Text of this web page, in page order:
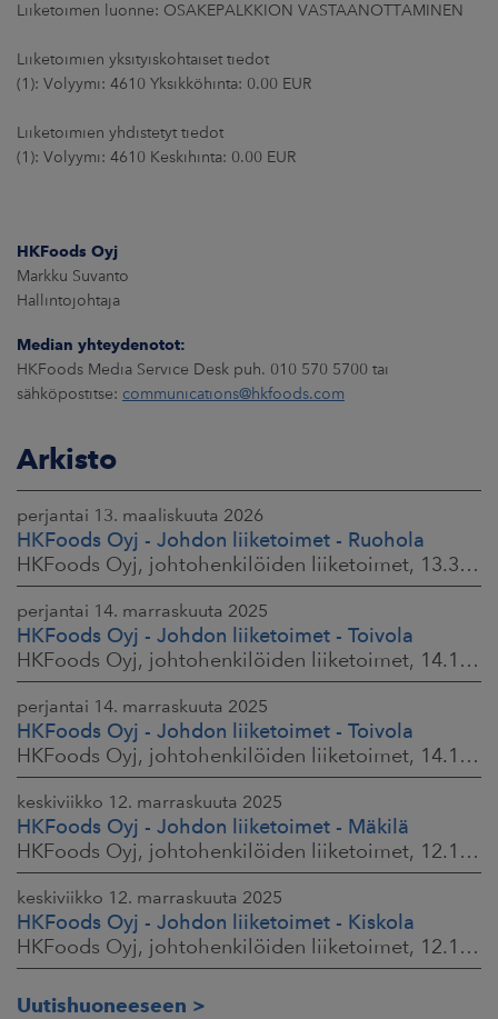
Liiketoimen luonne: OSAKEPALKKION VASTAANOTTAMINEN
Liiketoimien yksityiskohtaiset tiedot
(1): Volyymi: 4610 Yksikköhinta: 0.00 EUR
Liiketoimien yhdistetyt tiedot
(1): Volyymi: 4610 Keskihinta: 0.00 EUR
HKFoods Oyj
Markku Suvanto
Hallintojohtaja
Median yhteydenotot:
HKFoods Media Service Desk puh. 010 570 5700 tai
sähköpostitse: communications@hkfoods.com
Arkisto
perjantai 13. maaliskuuta 2026
HKFoods Oyj - Johdon liiketoimet - Ruohola
HKFoods Oyj, johtohenkilöiden liiketoimet, 13.3.2026 klo 9.30
perjantai 14. marraskuuta 2025
HKFoods Oyj - Johdon liiketoimet - Toivola
HKFoods Oyj, johtohenkilöiden liiketoimet, 14.11.2025 klo 14.00
perjantai 14. marraskuuta 2025
HKFoods Oyj - Johdon liiketoimet - Toivola
HKFoods Oyj, johtohenkilöiden liiketoimet, 14.11.2025 klo 11.30
keskiviikko 12. marraskuuta 2025
HKFoods Oyj - Johdon liiketoimet - Mäkilä
HKFoods Oyj, johtohenkilöiden liiketoimet, 12.11.2025 klo 18.00
keskiviikko 12. marraskuuta 2025
HKFoods Oyj - Johdon liiketoimet - Kiskola
HKFoods Oyj, johtohenkilöiden liiketoimet, 12.11.2025 klo 18.00
Uutishuoneeseen